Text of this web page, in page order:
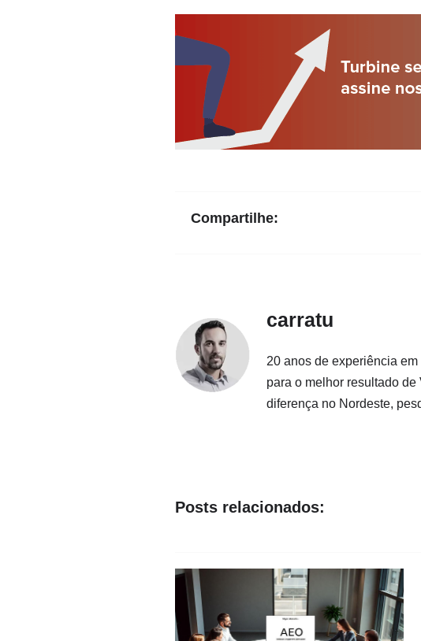
Compartilhe:
carratu
20 anos de experiência
para o melhor resultado
diferença no Nordeste,
Posts relacionados: